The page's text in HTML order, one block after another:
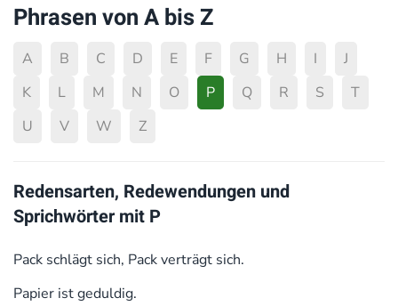
Phrasen von A bis Z
A B C D E F G H I
J
K
L M N O P Q R S
T
U
V W Z
Redensarten, Redewendungen und
Sprichwörter mit P
Pack schlägt sich, Pack verträgt sich.
Papier ist geduldig.